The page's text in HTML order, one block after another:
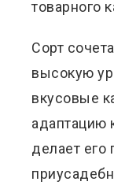
товарного
Сорт
высокую
вкусовые
адаптацию
делает